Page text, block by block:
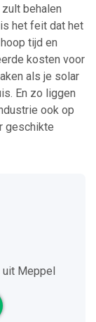
behalen
het feit dat het
tijd en
kosten voor
als je solar
En zo liggen
ook op
geschikte
Meppel